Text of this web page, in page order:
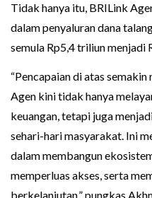
Tidak hanya itu, BRILink
dalam penyaluran dana
semula Rp5,4 triliun menjadi
“Pencapaian di atas
Agen kini tidak hanya
keuangan, tetapi juga
sehari-hari masyarakat. Ini
dalam membangun
memperluas akses, serta
berkelanjutan,” pungkas